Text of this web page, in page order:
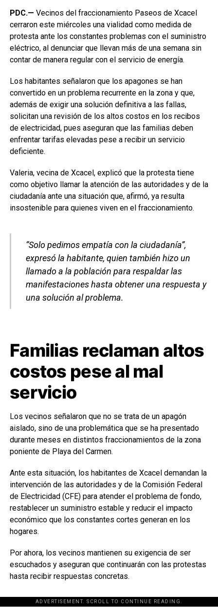
PDC.— Vecinos del fraccionamiento Paseos de Xcacel
cerraron este miércoles una vialidad como medida de
protesta ante los constantes problemas con el suministro
eléctrico, al denunciar que llevan más de una semana sin
contar de manera regular con el servicio de energía.
Los habitantes señalaron que los apagones se han
convertido en un problema recurrente en la zona y que,
además de exigir una solución definitiva a las fallas,
solicitan una revisión de los altos costos en los recibos
de electricidad, pues aseguran que las familias deben
enfrentar tarifas elevadas pese a recibir un servicio
deficiente.
Valeria, vecina de Xcacel, explicó que la protesta tiene
como objetivo llamar la atención de las autoridades y de la
ciudadanía ante una situación que, afirmó, ya resulta
insostenible para quienes viven en el fraccionamiento.
“Solo pedimos empatía con la ciudadanía”,
expresó la habitante, quien también hizo un
llamado a la población para respaldar las
manifestaciones hasta obtener una respuesta y
una solución al problema.
Familias reclaman altos
costos pese al mal
servicio
Los vecinos señalaron que no se trata de un apagón
aislado, sino de una problemática que se ha presentado
durante meses en distintos fraccionamientos de la zona
poniente de Playa del Carmen.
Ante esta situación, los habitantes de Xcacel demandan la
intervención de las autoridades y de la Comisión Federal
de Electricidad (CFE) para atender el problema de fondo,
restablecer un suministro estable y reducir el impacto
económico que los constantes cortes generan en los
hogares.
Por ahora, los vecinos mantienen su exigencia de ser
escuchados y aseguran que continuarán con las protestas
hasta recibir respuestas concretas.
ADVERTISEMENT. SCROLL TO CONTINUE READING.
[adsforwp id="243463"]